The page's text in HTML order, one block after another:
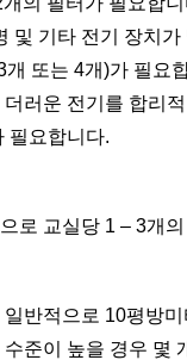
및 기타 전기 장치
또는 4개)가 필요
러운 전기를 합리
필요합니다.
로 교실당 1 – 3개
반적으로 10평방
준이 높을 경우 몇